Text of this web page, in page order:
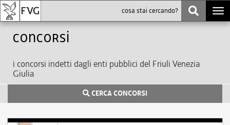
Concorsi
i concorsi indetti dagli enti pubblici del Friuli Venezia
Giulia
CERCA CONCORSI